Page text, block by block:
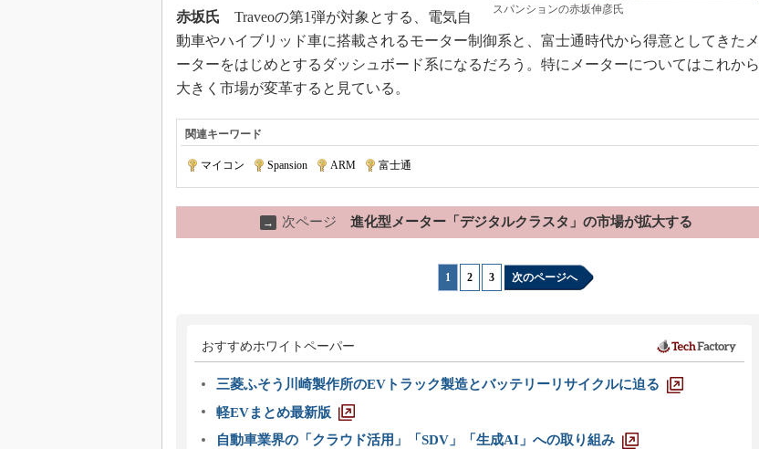
スパンションの赤坂伸彦氏
赤坂氏 Traveoの第1弾が対象とする、電気自
動車やハイブリッド車に搭載されるモーター制御系と、富士通時代から得意としてきたメ
ーターをはじめとするダッシュボード系になるだろう。特にメーターについてはこれから
大きく市場が変革すると見ている。
関連キーワード
マイコン Spansion ARM 富士通
→ 次ページ 進化型メーター「デジタルクラスタ」の市場が拡大する
1 2 3 次のページへ
おすすめホワイトペーパー
三菱ふそう川崎製作所のEVトラック製造とバッテリーリサイクルに迫る
軽EVまとめ最新版
自動車業界の「クラウド活用」「SDV」「生成AI」への取り組み